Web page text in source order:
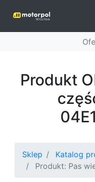
Produkt
Sklep
Katalog
Produkt: Pas